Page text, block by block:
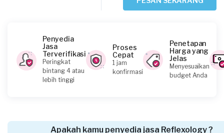
Abay requested Reflexology
11 hari yang lalu
Jakarta Timur, Jakarta
Penyedia
Jasa
Terverifikasi
Peringkat
bintang 4 atau
lebih tinggi
Proses
Cepat
1 jam
konfirmasi
Penetapan
Harga yang
Jelas
Menyesuaikan
budget Anda
Apakah kamu penyedia jasa Reflexology ?